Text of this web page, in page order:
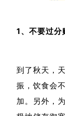
1、不要过分
到了秋天，
振，饮食会
加。另外，